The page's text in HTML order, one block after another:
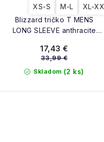
Blizzard tričko T MENS
LONG SLEEVE anthracite
XS-S M-L XL-XX
Skladom (2 ks)
17,43 €
33,99 €